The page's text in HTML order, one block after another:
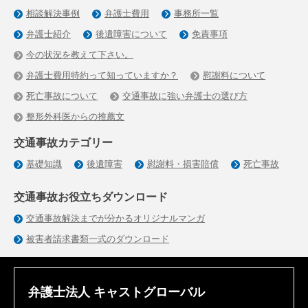
相談解決事例 弁護士費用
事務所一覧
弁護士紹介
後遺障害について
免責事項
今の状況を教えて下さい。
弁護士費用特約って知っていますか？
慰謝料について
死亡事故について
交通事故に強い弁護士の選び方
整形外科医からの推薦文
交通事故カテゴリー
基礎知識 後遺障害 慰謝料・損害賠償 死亡事故
交通事故お役立ちダウンロード
交通事故解決までが分かるオリジナルマンガ
被害者請求書類一式のダウンロード
弁護士法人 キャストグローバル